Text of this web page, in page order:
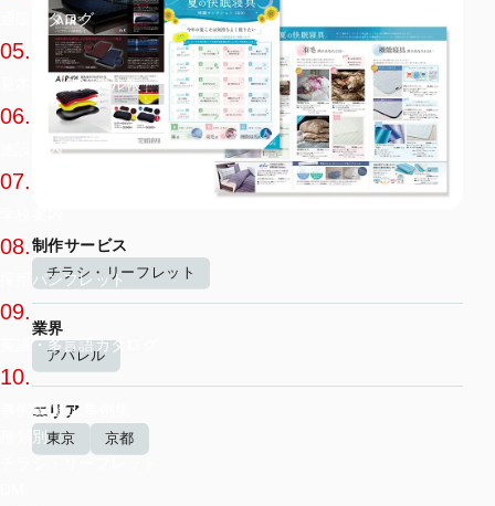
通販カタログ
05.
見本帳・サンプル帳
06.
施設案内
07.
08.
採用パンフレット
09.
英語・多言語カタログ
10.
事例集/施工事例集
種類別
制作サービス
チラシ・リーフレット
業界
アパレル
エリア
東京 京都